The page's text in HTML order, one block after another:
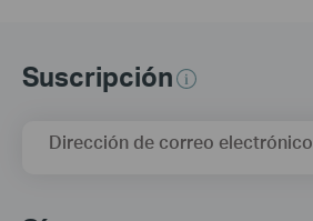
Suscripción
Dirección de correo electrónico